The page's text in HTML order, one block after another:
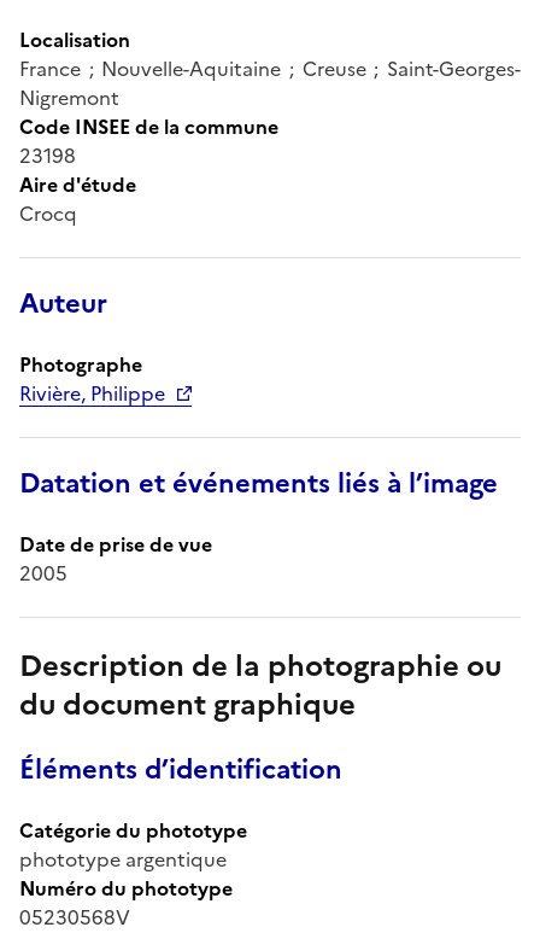
Localisation
France ; Nouvelle-Aquitaine ; Creuse ; Saint-Georges-
Nigremont
Code INSEE de la commune
23198
Aire d'étude
Crocq
Auteur
Photographe
Rivière, Philippe
Datation et événements liés à l’image
Date de prise de vue
2005
Description de la photographie ou
du document graphique
Éléments d’identification
Catégorie du phototype
phototype argentique
Numéro du phototype
05230568V